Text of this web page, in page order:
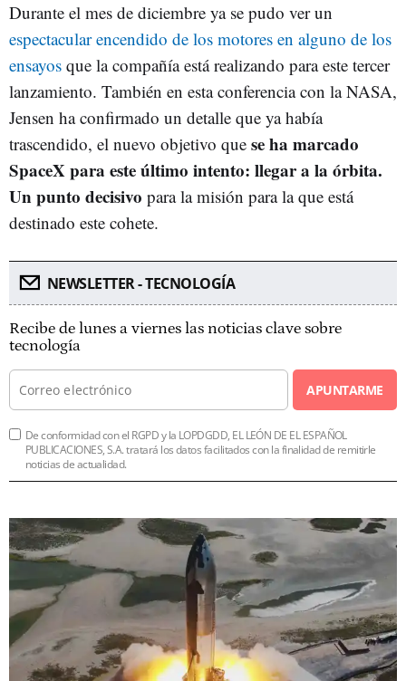
Durante el mes de diciembre ya se pudo ver un
espectacular encendido de los motores en alguno de los
ensayos que la compañía está realizando para este tercer
lanzamiento. También en esta conferencia con la NASA,
Jensen ha confirmado un detalle que ya había
trascendido, el nuevo objetivo que se ha marcado
SpaceX para este último intento: llegar a la órbita.
Un punto decisivo para la misión para la que está
destinado este cohete.
NEWSLETTER - TECNOLOGÍA
Recibe de lunes a viernes las noticias clave sobre
tecnología
APUNTARME
De conformidad con el RGPD y la LOPDGDD, EL LEÓN DE EL ESPAÑOL
PUBLICACIONES, S.A. tratará los datos facilitados con la finalidad de remitirle
noticias de actualidad.